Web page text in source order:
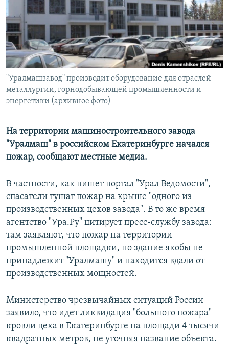
ПОБЕДИТЕЛЕЙ НЕ СУДЯТ?
КРЫМ.НЕПОКОРЕННЫЙ
ELIFBE
УКРАИНСКАЯ ПРОБЛЕМА КРЫМА
ПРИСОЕДИНЯЙТЕСЬ!
Все сайты RFE/RL
"Уралмашзавод" производит оборудование для отраслей
металлургии, горнодобывающей промышленности и
энергетики (архивное фото)
На территории машиностроительного завода
"Уралмаш" в российском Екатеринбурге начался
пожар, сообщают местные медиа.
В частности, как пишет портал "Урал Ведомости",
спасатели тушат пожар на крыше "одного из
производственных цехов завода". В то же время
агентство "Ура.Ру" цитирует пресс-службу завода:
там заявляют, что пожар на территории
промышленной площадки, но здание якобы не
принадлежит "Уралмашу" и находится вдали от
производственных мощностей.
Министерство чрезвычайных ситуаций России
заявило, что идет ликвидация "большого пожара"
кровли цеха в Екатеринбурге на площади 4 тысячи
квадратных метров, не уточняя название объекта.